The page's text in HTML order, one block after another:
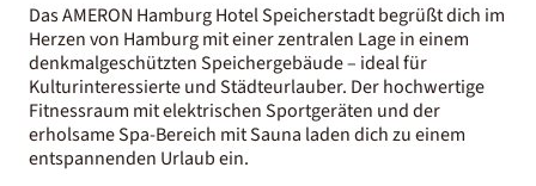
Das AMERON Hamburg Hotel Speicherstadt begrüßt dich im
Herzen von Hamburg mit einer zentralen Lage in einem
denkmalgeschützten Speichergebäude – ideal für
Kulturinteressierte und Städteurlauber. Der hochwertige
Fitnessraum mit elektrischen Sportgeräten und der
erholsame Spa-Bereich mit Sauna laden dich zu einem
entspannenden Urlaub ein.